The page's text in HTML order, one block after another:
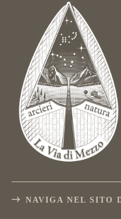
NAVIGA NEL SITO